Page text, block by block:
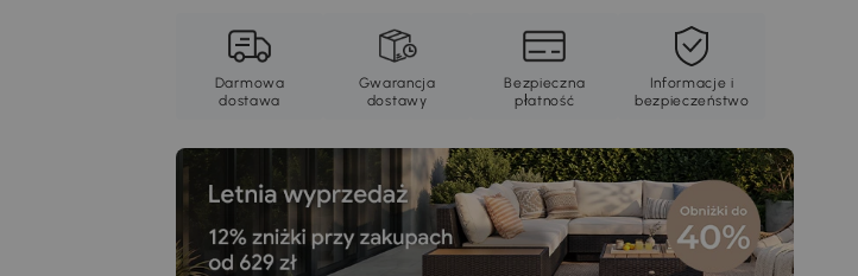
Darmowa
dostawa
Gwarancja
dostawy
Bezpieczna
płatność
Informacje i
bezpieczeństwo